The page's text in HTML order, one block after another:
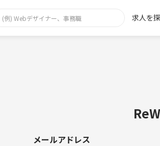
求人を
メールアドレス